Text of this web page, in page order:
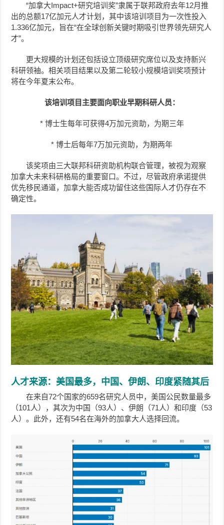
“加拿大Impact+研究培训奖”隶属于联邦政府去年12月推
出的总额17亿加元人才计划，其中该培训项目为一次性投入
1.336亿加元，旨在“在全球创新关键时期吸引世界领先研究人
才”。
更大规模的计划还包括设立顶级研究席位以及支持新兴
科研领袖。相关项目结果以及第二轮较小规模培训奖项预计
将在今年夏末公布。
该培训项目主要面向职业早期科研人员：
* 博士生每年可获得4万加元资助，为期三年
* 博士后每年7万加元资助，为期两年
该奖项由三大联邦科研资助机构联合管理，被视为观察
加拿大未来科研格局的重要窗口。不过，尽管政府承诺提供
优先移民通道，加拿大能否成功留住这些国际人才仍存在不
确定性。
人才来源：美国最多，中国、伊朗、印度紧随其后
在来自72个国家的659名研究人员中，美国公民数量最多
（101人），其次为中国（93人）、伊朗（71人）和印度（53
人）。此外，还有54名在海外的加拿大人选择回流。